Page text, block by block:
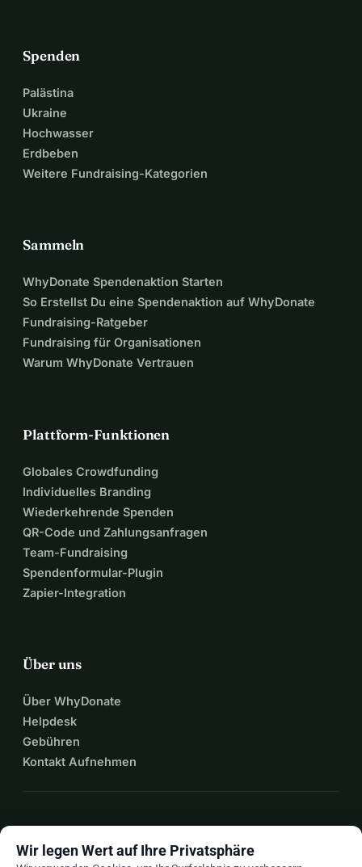
Spenden
Palästina
Ukraine
Hochwasser
Erdbeben
Weitere Fundraising-Kategorien
Sammeln
WhyDonate Spendenaktion Starten
So Erstellst Du eine Spendenaktion auf WhyDonate
Fundraising-Ratgeber
Fundraising für Organisationen
Warum WhyDonate Vertrauen
Plattform-Funktionen
Globales Crowdfunding
Individuelles Branding
Wiederkehrende Spenden
QR-Code und Zahlungsanfragen
Team-Fundraising
Spendenformular-Plugin
Zapier-Integration
Über uns
Über WhyDonate
Helpdesk
Gebühren
Kontakt Aufnehmen
Wir legen Wert auf Ihre Privatsphäre